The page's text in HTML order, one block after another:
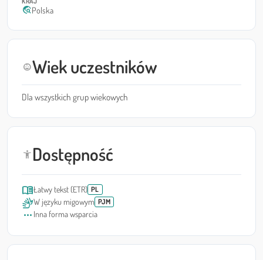
travel_explorePolska
child_careWiek uczestników
Dla wszystkich grup wiekowych
accessibility_newDostępność
menu_bookŁatwy tekst (ETR) PL
sign_languageW języku migowym PJM
more_horiz Inna forma wsparcia